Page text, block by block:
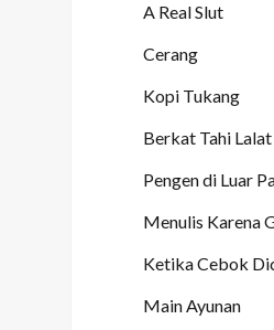
A Real Slut
Cerang
Kopi Tukang
Berkat Tahi Lalat
Pengen di Luar
Menulis Karena
Ketika Cebok
Main Ayunan